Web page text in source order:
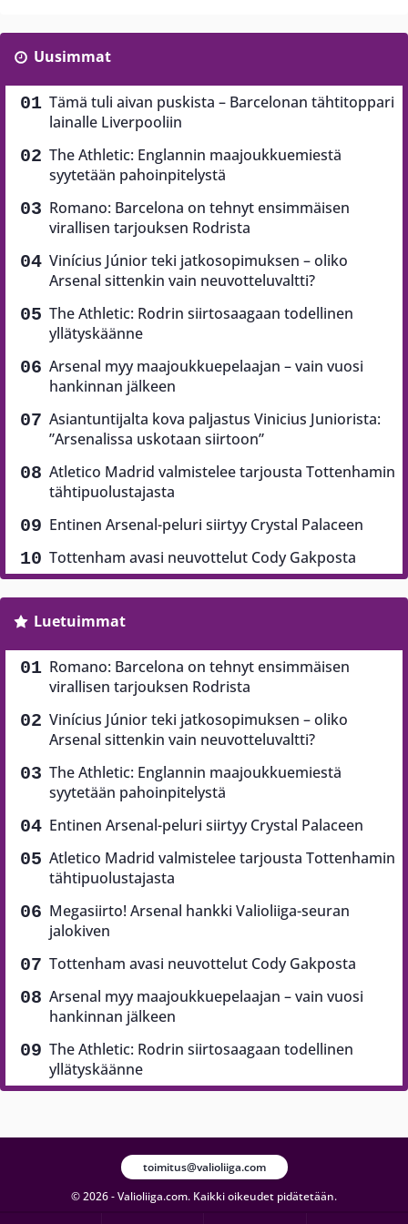
Uusimmat
Tämä tuli aivan puskista – Barcelonan tähtitoppari
lainalle Liverpooliin
The Athletic: Englannin maajoukkuemiestä
syytetään pahoinpitelystä
Romano: Barcelona on tehnyt ensimmäisen
virallisen tarjouksen Rodrista
Vinícius Júnior teki jatkosopimuksen – oliko
Arsenal sittenkin vain neuvotteluvaltti?
The Athletic: Rodrin siirtosaagaan todellinen
yllätyskäänne
Arsenal myy maajoukkuepelaajan – vain vuosi
hankinnan jälkeen
Asiantuntijalta kova paljastus Vinicius Juniorista:
”Arsenalissa uskotaan siirtoon”
Atletico Madrid valmistelee tarjousta Tottenhamin
tähtipuolustajasta
Entinen Arsenal-peluri siirtyy Crystal Palaceen
Tottenham avasi neuvottelut Cody Gakposta
Luetuimmat
Romano: Barcelona on tehnyt ensimmäisen
virallisen tarjouksen Rodrista
Vinícius Júnior teki jatkosopimuksen – oliko
Arsenal sittenkin vain neuvotteluvaltti?
The Athletic: Englannin maajoukkuemiestä
syytetään pahoinpitelystä
Entinen Arsenal-peluri siirtyy Crystal Palaceen
Atletico Madrid valmistelee tarjousta Tottenhamin
tähtipuolustajasta
Megasiirto! Arsenal hankki Valioliiga-seuran
jalokiven
Tottenham avasi neuvottelut Cody Gakposta
Arsenal myy maajoukkuepelaajan – vain vuosi
hankinnan jälkeen
The Athletic: Rodrin siirtosaagaan todellinen
yllätyskäänne
© 2026 - Valioliiga.com. Kaikki oikeudet pidätetään.
toimitus@valioliiga.com